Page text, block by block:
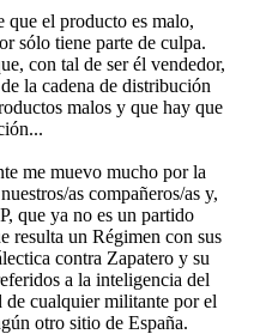
que el producto es malo,
sólo tiene parte de culpa.
con tal de ser él vendedor,
la cadena de distribución
malos y que hay que
me muevo mucho por la
as compañeros/as y,
que ya no es un partido
resulta un Régimen con sus
contra Zapatero y su
a la inteligencia del
de cualquier militante por el
otro sitio de España.